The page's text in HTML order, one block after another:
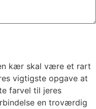
kær skal være et rart
vigtigste opgave at
farvel til jeres
en troværdig